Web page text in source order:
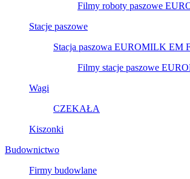
Filmy roboty paszowe
Stacje paszowe
Stacja paszowa EUROMILK EM
Filmy stacje paszowe
Wagi
CZEKAŁA
Kiszonki
Budownictwo
Firmy budowlane